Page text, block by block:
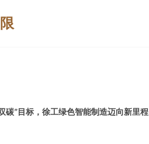
碳”目标，徐工绿色智能制造迈向新里程